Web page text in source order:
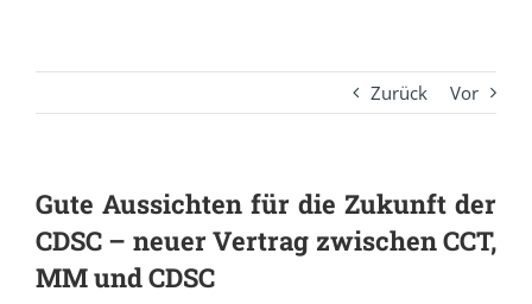
Zurück Vor
Gute Aussichten für die Zukunft der
CDSC – neuer Vertrag zwischen CCT,
MM und CDSC